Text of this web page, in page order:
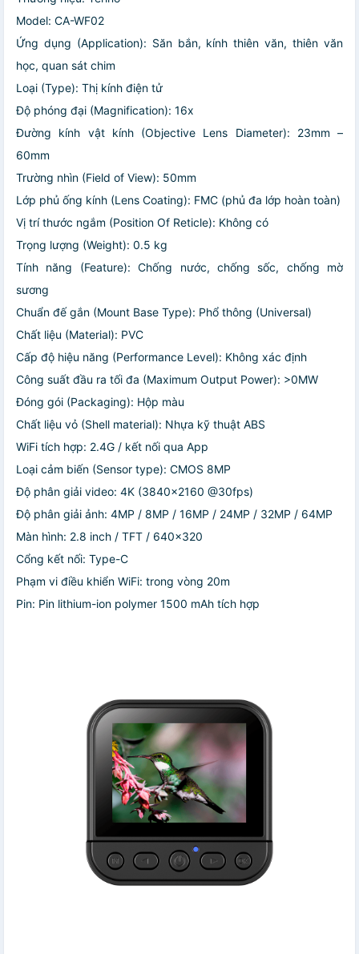
Model: CA-WF02
Ứng dụng (Application): Săn bắn, kính thiên văn, thiên văn
học, quan sát chim
Loại (Type): Thị kính điện tử
Độ phóng đại (Magnification): 16x
Đường kính vật kính (Objective Lens Diameter): 23mm –
60mm
Trường nhìn (Field of View): 50mm
Lớp phủ ống kính (Lens Coating): FMC (phủ đa lớp hoàn toàn)
Vị trí thước ngắm (Position Of Reticle): Không có
Trọng lượng (Weight): 0.5 kg
Tính năng (Feature): Chống nước, chống sốc, chống mờ
sương
Chuẩn đế gắn (Mount Base Type): Phổ thông (Universal)
Chất liệu (Material): PVC
Cấp độ hiệu năng (Performance Level): Không xác định
Công suất đầu ra tối đa (Maximum Output Power): >0MW
Đóng gói (Packaging): Hộp màu
Chất liệu vỏ (Shell material): Nhựa kỹ thuật ABS
WiFi tích hợp: 2.4G / kết nối qua App
Loại cảm biến (Sensor type): CMOS 8MP
Độ phân giải video: 4K (3840×2160 @30fps)
Độ phân giải ảnh: 4MP / 8MP / 16MP / 24MP / 32MP / 64MP
Màn hình: 2.8 inch / TFT / 640×320
Cổng kết nối: Type-C
Phạm vi điều khiển WiFi: trong vòng 20m
Pin: Pin lithium-ion polymer 1500 mAh tích hợp